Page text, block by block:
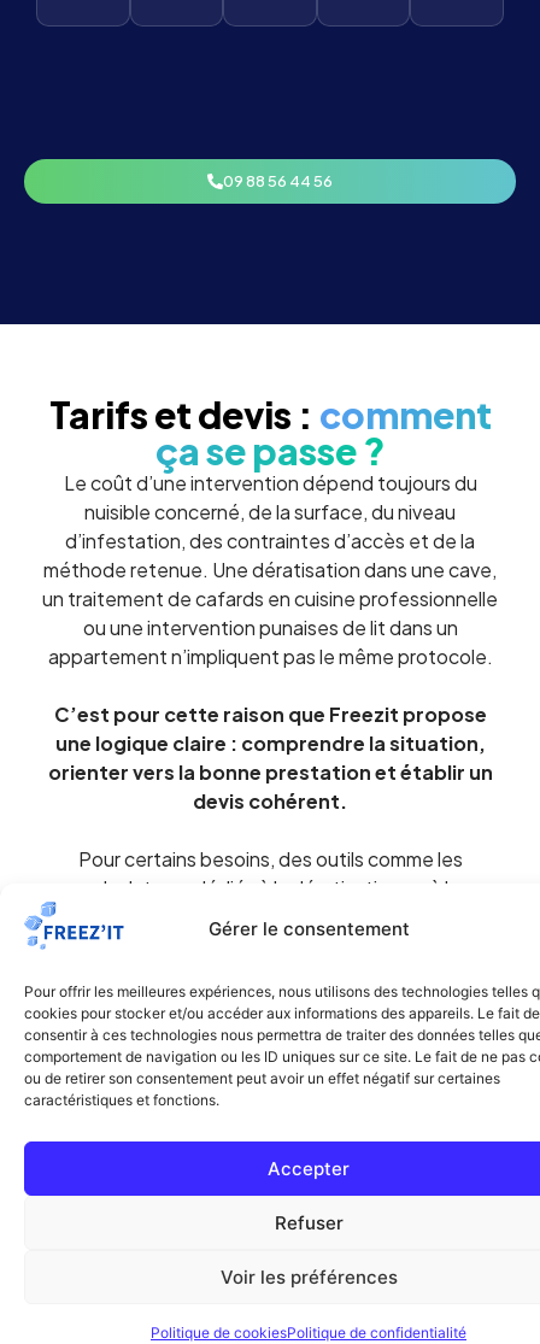
Gérer le consentement
Pour offrir les meilleures expériences, nous utilisons des technologies telles
cookies pour stocker et/ou accéder aux informations des appareils. Le fait de
consentir à ces technologies nous permettra de traiter des données telles
comportement de navigation ou les ID uniques sur ce site. Le fait de ne pas
ou de retirer son consentement peut avoir un effet négatif sur certaines
caractéristiques et fonctions.
Accepter
Refuser
Voir les préférences
Politique de cookiesPolitique de confidentialité
09 88 56 44 56
Tarifs et devis : comment
ça se passe ?
Le coût d’une intervention dépend toujours du
nuisible concerné, de la surface, du niveau
d’infestation, des contraintes d’accès et de la
méthode retenue. Une dératisation dans une cave,
un traitement de cafards en cuisine professionnelle
ou une intervention punaises de lit dans un
appartement n’impliquent pas le même protocole.
C’est pour cette raison que Freezit propose
une logique claire : comprendre la situation,
orienter vers la bonne prestation et établir un
devis cohérent.
Pour certains besoins, des outils comme les
calculateurs dédiés à la dératisation ou à la
désinsectisation peuvent aussi aider à mieux cadrer
la demande avant prise de contact.
Découvrir nos simulateurs de prix
Traitement professionnel des nuisibles à Paris et en Île-
désinsectisation. Certifiés CertiPunaises &